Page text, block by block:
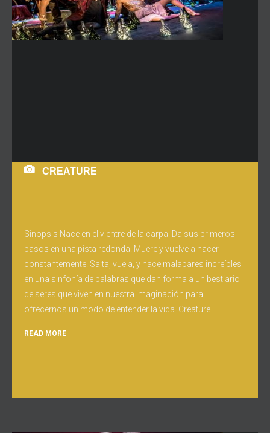
CREATURE
Sinopsis Nace en el vientre de la carpa. Da sus primeros
pasos en una pista redonda. Muere y vuelve a nacer
constantemente. Salta, vuela, y hace malabares increíbles
en una sinfonía de palabras que dan forma a un bestiario
de seres que viven en nuestra imaginación para
ofrecernos un modo de entender la vida. Creature
READ MORE